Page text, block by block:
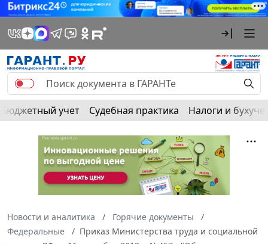
Бюджетный учет Судебная практика Налоги и
Новости и аналитика
Горячие документы
Федеральные
Приказ Министерства труда и социальной